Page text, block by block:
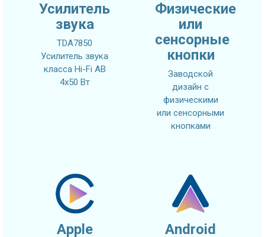
Усилитель
звука
TDA7850
Усилитель звука
класса Hi-Fi AB
4x50 Вт
Физические
или
сенсорные
кнопки
Заводской
дизайн с
физическими
или сенсорными
кнопками
Apple
Android